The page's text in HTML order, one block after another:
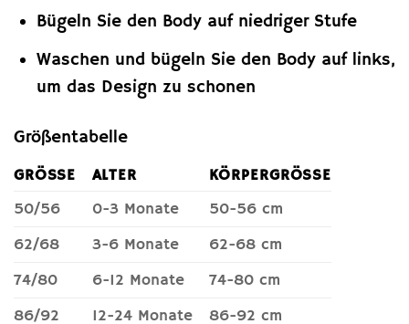
Bügeln Sie den Body auf niedriger Stufe
Waschen und bügeln Sie den Body auf links,
um das Design zu schonen
Größentabelle
GRÖSSE ALTER
KÖRPERGRÖSSE
50/56
0-3 Monate
50-56 cm
62/68
3-6 Monate
62-68 cm
74/80
6-12 Monate
74-80 cm
86/92
12-24 Monate 86-92 cm